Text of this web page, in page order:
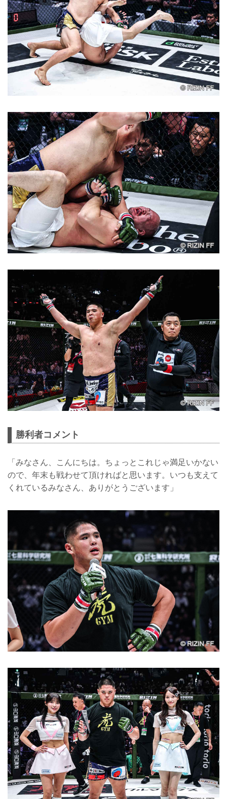
勝利者コメント
「みなさん、こんにちは。ちょっとこれじゃ満足いかない
ので、年末も戦わせて頂ければと思います。いつも支えて
くれているみなさん、ありがとうございます」